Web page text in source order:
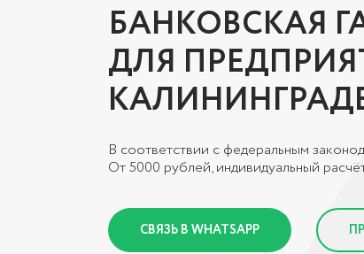
БАНКОВСКАЯ
ДЛЯ
В соответствии с федеральным
От 5000 рублей, индивидуальный
СВЯЗЬ В WHATSAPP